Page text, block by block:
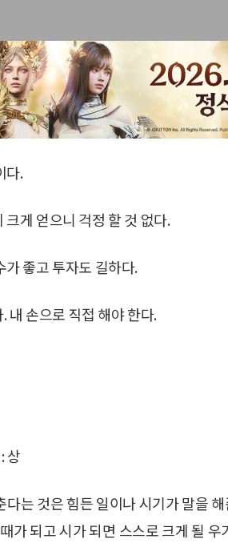
다.
게 얻으니 걱정 할 것 없다.
좋고 투자도 길하다.
내 손으로 직접 해야 한다.
상
는 것은 힘든 일이나 시기가 말을
가 되고 시가 되면 스스로 크게 될 우